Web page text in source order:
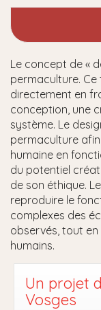
Le concept de «
permaculture.
directement en
conception, une
système. Le
permaculture
humaine en
du potentiel
de son éthique.
reproduire le
complexes des
observés, tout
humains.
Un projet
Vosges